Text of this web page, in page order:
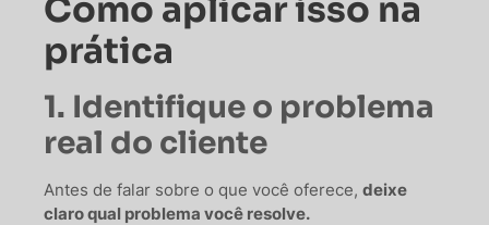
Como aplicar isso na
prática
1. Identifique o problema
real do cliente
Antes de falar sobre o que você oferece, deixe
claro qual problema você resolve.